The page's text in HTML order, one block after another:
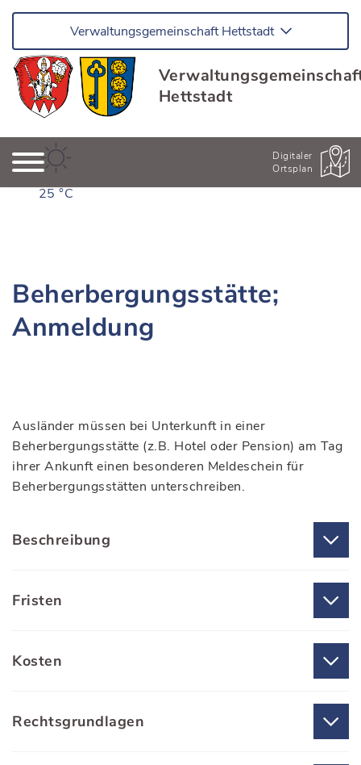
Verwaltungsgemeinschaft Hettstadt
Hettstadt
25 °C
Digitaler
Ortsplan
Beherbergungsstätte;
Anmeldung
Ausländer müssen bei Unterkunft in einer
Beherbergungsstätte (z.B. Hotel oder Pension) am Tag
ihrer Ankunft einen besonderen Meldeschein für
Beherbergungsstätten unterschreiben.
Beschreibung
Fristen
Kosten
Rechtsgrundlagen